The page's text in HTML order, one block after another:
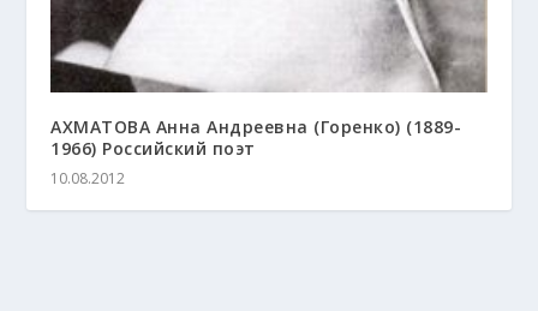
АХМАТОВА Анна Андреевна (Горенко) (1889-
1966) Российский поэт
10.08.2012